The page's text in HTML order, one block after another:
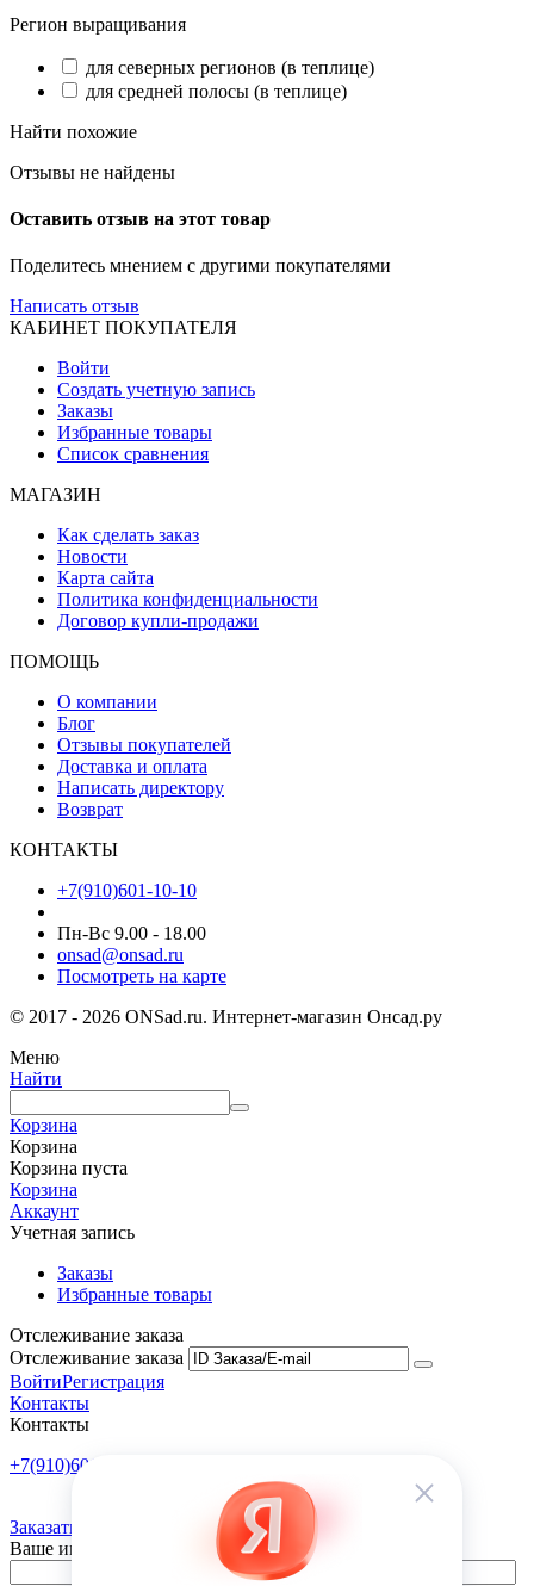
Регион выращивания
для северных регионов (в теплице)
для средней полосы (в теплице)
Найти похожие
Отзывы не найдены
Оставить отзыв на этот товар
Поделитесь мнением с другими покупателями
Написать отзыв
КАБИНЕТ ПОКУПАТЕЛЯ
Войти
Создать учетную запись
Заказы
Избранные товары
Список сравнения
МАГАЗИН
Как сделать заказ
Новости
Карта сайта
Политика конфиденциальности
Договор купли-продажи
ПОМОЩЬ
О компании
Блог
Отзывы покупателей
Доставка и оплата
Написать директору
Возврат
КОНТАКТЫ
+7(910)601-10-10
Пн-Вс 9.00 - 18.00
onsad@onsad.ru
Посмотреть на карте
© 2017 - 2026 ONSad.ru. Интернет-магазин Онсад.ру
Меню
Найти
Корзина
Корзина
Корзина пуста
Корзина
Аккаунт
Учетная запись
Заказы
Избранные товары
Отслеживание заказа
Отслеживание заказа
ВойтиРегистрация
Контакты
Контакты
+7(910)601-10-10
Заказать обратный звонок
Ваше имя